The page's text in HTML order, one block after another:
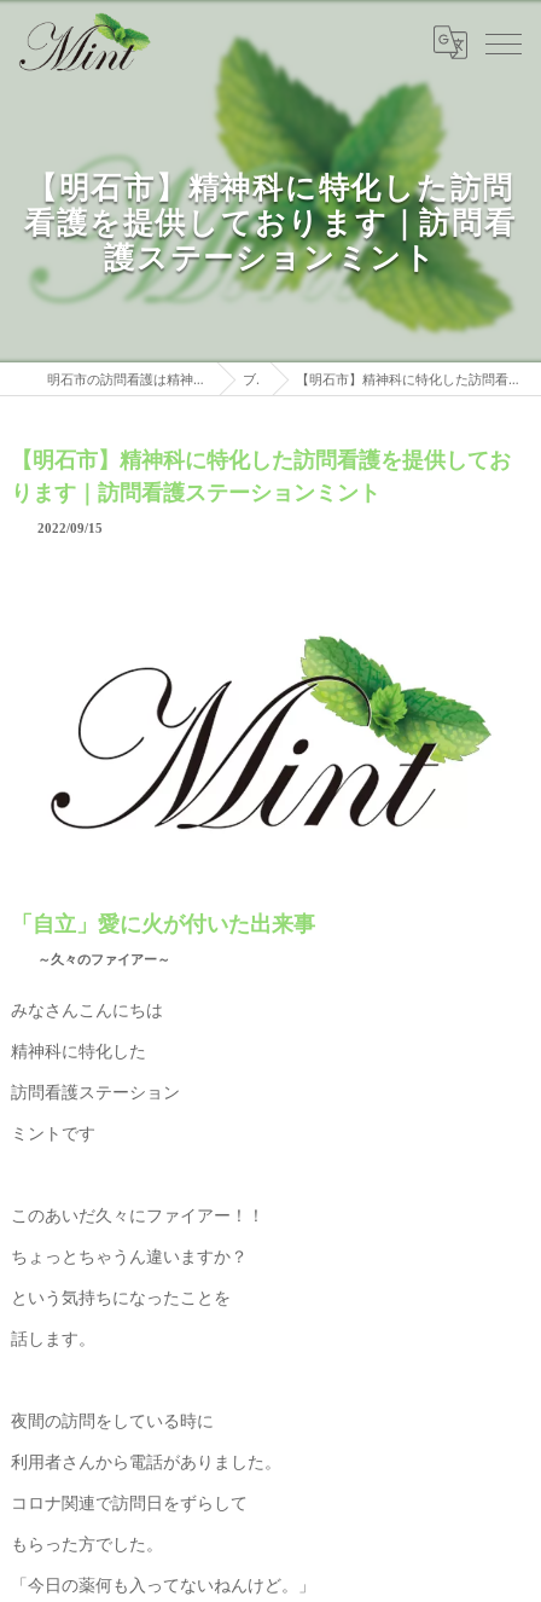
【明石市】精神科に特化した訪問
看護を提供しております｜訪問看
護ステーションミント
明石市の訪問看護は精神科特化 訪問看護ステーションミント ブログ 【明石市】精神科に特化した訪問看護を提供しております｜訪問看護ステーションミント
【明石市】精神科に特化した訪問看護を提供してお
ります｜訪問看護ステーションミント
2022/09/15
「自立」愛に火が付いた出来事
～久々のファイアー～
みなさんこんにちは
精神科に特化した
訪問看護ステーション
ミントです
このあいだ久々にファイアー！！
ちょっとちゃうん違いますか？
という気持ちになったことを
話します。
夜間の訪問をしている時に
利用者さんから電話がありました。
コロナ関連で訪問日をずらして
もらった方でした。
「今日の薬何も入ってないねんけど。」